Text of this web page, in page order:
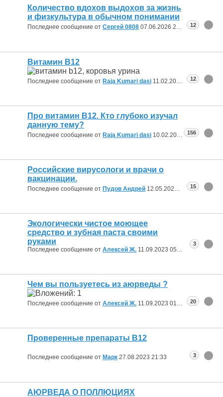
Количество вдохов выдохов за жизнь
и физкультура в обычном понимании
Последнее сообщение от Сергей 0808 07.06.2026 20:20 12
Витамин B12
Последнее сообщение от Raja Kumari dasi 11.02.2025 10:43
12
Про витамин В12. Кто глубоко изучал
данную тему?
Последнее сообщение от Raja Kumari dasi 10.02.2025 09:53
156
Российские вирусологи и врачи о
вакцинации.
Последнее сообщение от Пудов Андрей 12.05.2024 18:27
15
Экологически чистое моющее
средство и зубная паста своими
руками
Последнее сообщение от Алексей Ж. 11.09.2023 05:35
3
Чем вы пользуетесь из аюрведы ?
Последнее сообщение от Алексей Ж. 11.09.2023 01:58 20
Проверенные препараты В12
Последнее сообщение от Марк 27.08.2023 21:33 3
АЮРВЕДА О ПОЛЛЮЦИЯХ